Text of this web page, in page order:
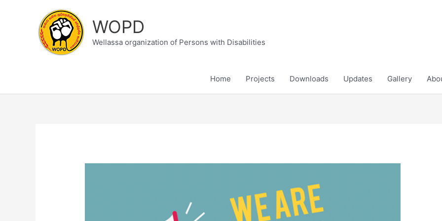
WOPD
Wellassa organization of Persons with Disabilities
Home Projects Downloads Updates Gallery